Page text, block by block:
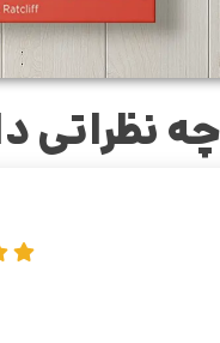
نظراتی